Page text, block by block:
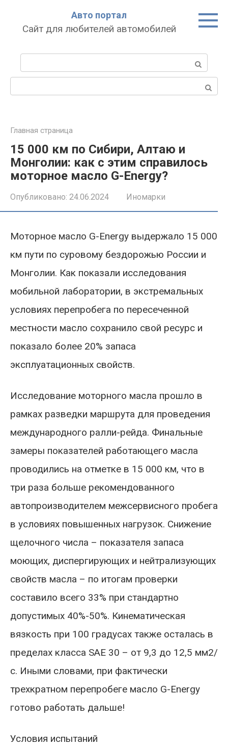
Авто портал
Сайт для любителей автомобилей
Главная страница
15 000 км по Сибири, Алтаю и
Монголии: как с этим справилось
моторное масло G-Energy?
Опубликовано: 24.06.2024 Иномарки
Моторное масло G-Energy выдержало 15 000
км пути по суровому бездорожью России и
Монголии. Как показали исследования
мобильной лаборатории, в экстремальных
условиях перепробега по пересеченной
местности масло сохранило свой ресурс и
показало более 20% запаса
эксплуатационных свойств.
Исследование моторного масла прошло в
рамках разведки маршрута для проведения
международного ралли-рейда. Финальные
замеры показателей работающего масла
проводились на отметке в 15 000 км, что в
три раза больше рекомендованного
автопроизводителем межсервисного пробега
в условиях повышенных нагрузок. Снижение
щелочного числа – показателя запаса
моющих, диспергирующих и нейтрализующих
свойств масла – по итогам проверки
составило всего 33% при стандартно
допустимых 40%-50%. Кинематическая
вязкость при 100 градусах также осталась в
пределах класса SAE 30 – от 9,3 до 12,5 мм2/
с. Иными словами, при фактически
трехкратном перепробеге масло G-Energy
готово работать дальше!
Условия испытаний